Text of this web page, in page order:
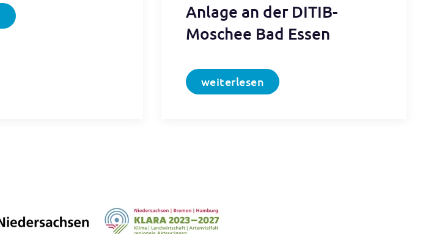
Anlage an der DITIB-
Moschee Bad Essen
weiterlesen